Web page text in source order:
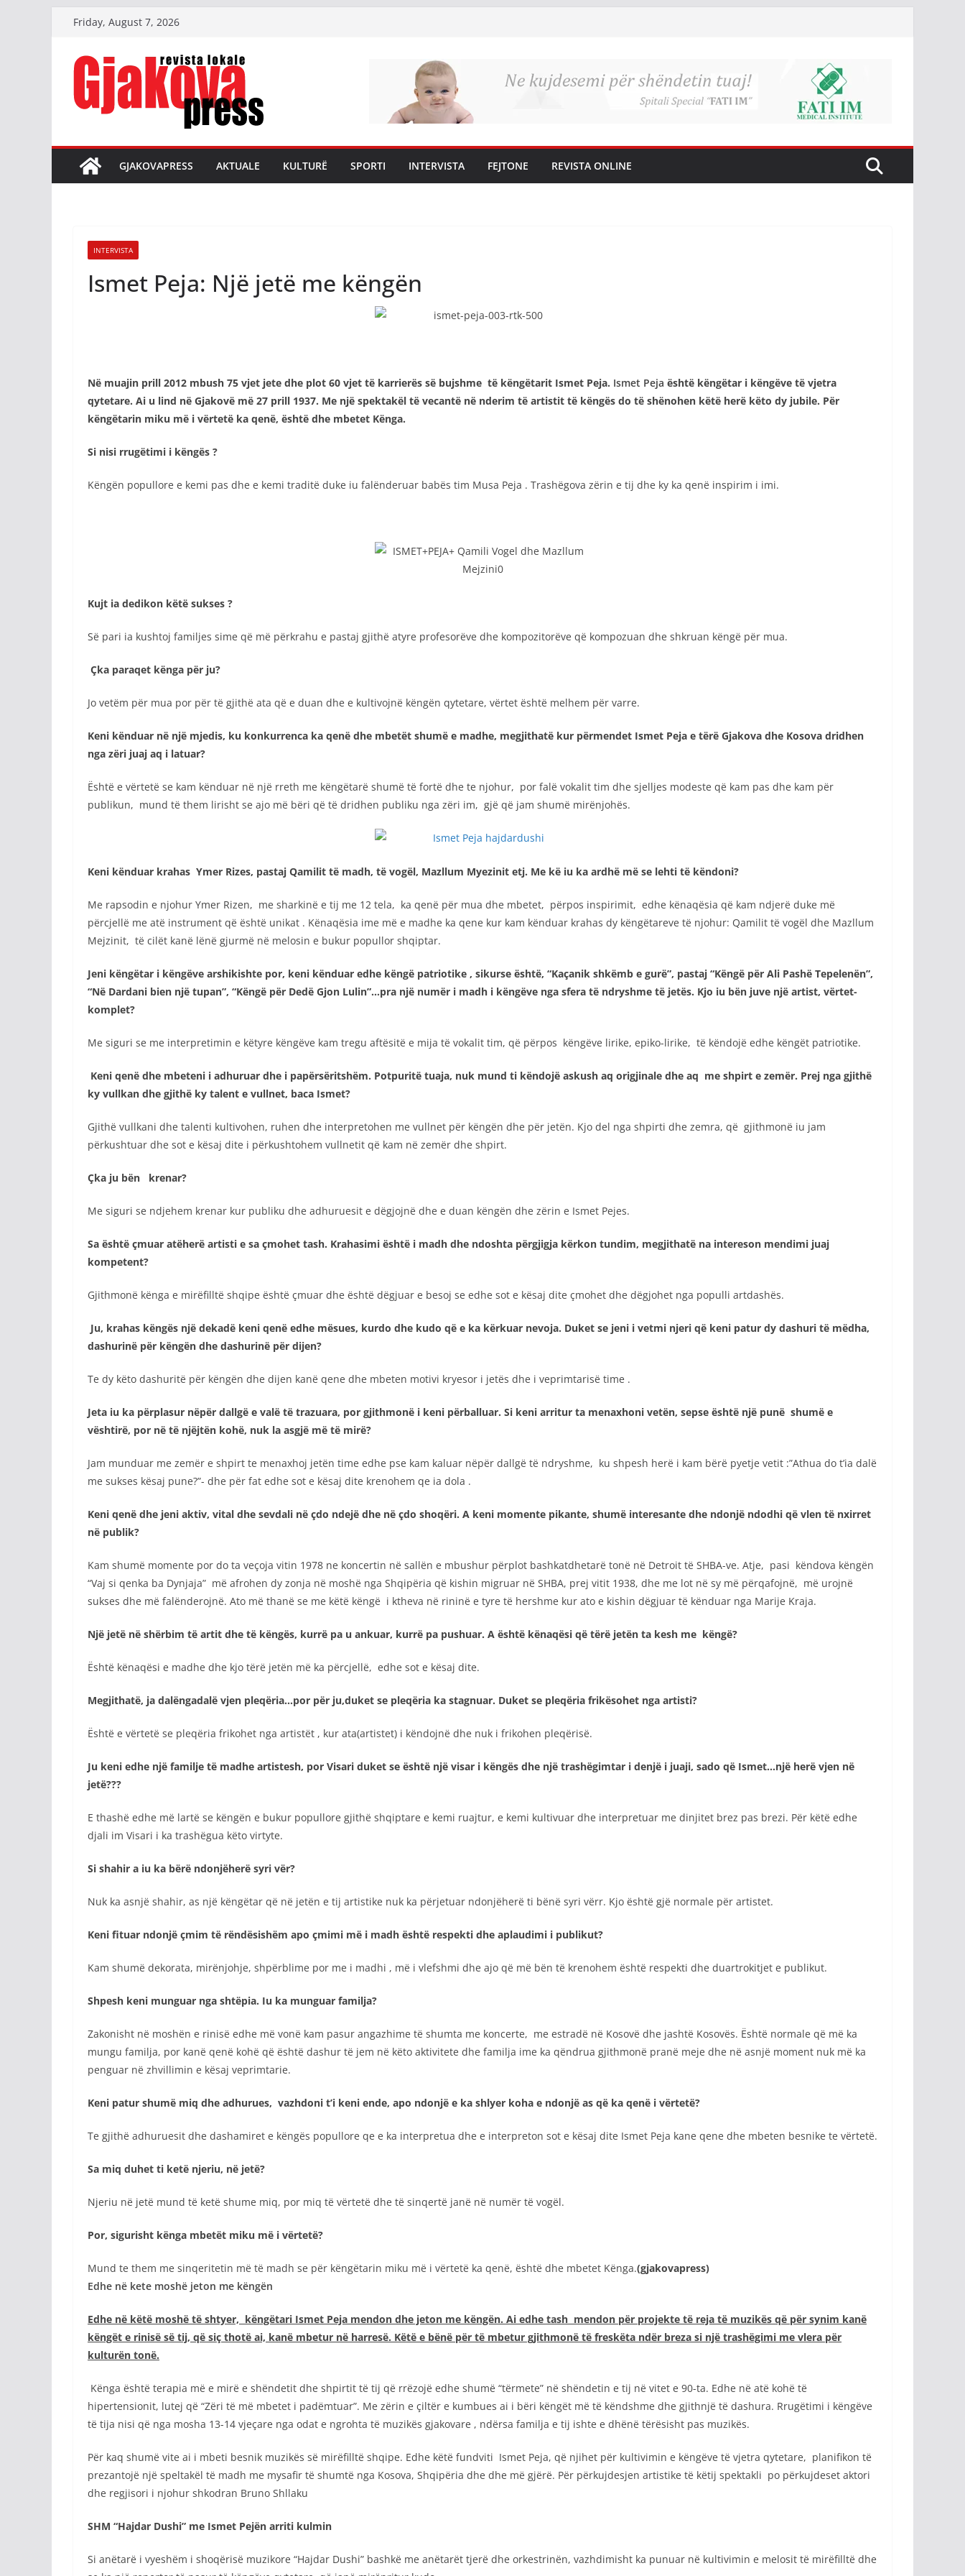
content
Friday, August 7, 2026
GJAKOVAPRESS AKTUALE KULTURË SPORTI INTERVISTA FEJTONE REVISTA ONLINE
INTERVISTA
Ismet Peja: Një jetë me këngën
Në muajin prill 2012 mbush 75 vjet jete dhe plot 60 vjet të karrierës së bujshme të këngëtarit Ismet Peja. Ismet Peja është këngëtar i këngëve të vjetra
qytetare. Ai u lind në Gjakovë më 27 prill 1937. Me një spektakël të vecantë në nderim të artistit të këngës do të shënohen këtë herë këto dy jubile. Për
këngëtarin miku më i vërtetë ka qenë, është dhe mbetet Kënga.
Si nisi rrugëtimi i këngës ?
Këngën popullore e kemi pas dhe e kemi traditë duke iu falënderuar babës tim Musa Peja . Trashëgova zërin e tij dhe ky ka qenë inspirim i imi.
Kujt ia dedikon këtë sukses ?
Së pari ia kushtoj familjes sime që më përkrahu e pastaj gjithë atyre profesorëve dhe kompozitorëve që kompozuan dhe shkruan këngë për mua.
Çka paraqet kënga për ju?
Jo vetëm për mua por për të gjithë ata që e duan dhe e kultivojnë këngën qytetare, vërtet është melhem për varre.
Keni kënduar në një mjedis, ku konkurrenca ka qenë dhe mbetët shumë e madhe, megjithatë kur përmendet Ismet Peja e tërë Gjakova dhe Kosova dridhen
nga zëri juaj aq i latuar?
Është e vërtetë se kam kënduar në një rreth me këngëtarë shumë të fortë dhe te njohur, por falë vokalit tim dhe sjelljes modeste që kam pas dhe kam për
publikun, mund të them lirisht se ajo më bëri që të dridhen publiku nga zëri im, gjë që jam shumë mirënjohës.
Keni kënduar krahas Ymer Rizes, pastaj Qamilit të madh, të vogël, Mazllum Myezinit etj. Me kë iu ka ardhë më se lehti të këndoni?
Me rapsodin e njohur Ymer Rizen, me sharkinë e tij me 12 tela, ka qenë për mua dhe mbetet, përpos inspirimit, edhe kënaqësia që kam ndjerë duke më
përcjellë me atë instrument që është unikat . Kënaqësia ime më e madhe ka qene kur kam kënduar krahas dy këngëtareve të njohur: Qamilit të vogël dhe Mazllum
Mejzinit, të cilët kanë lënë gjurmë në melosin e bukur popullor shqiptar.
Jeni këngëtar i këngëve arshikishte por, keni kënduar edhe këngë patriotike , sikurse është, “Kaçanik shkëmb e gurë”, pastaj “Këngë për Ali Pashë Tepelenën”,
“Në Dardani bien një tupan”, “Këngë për Dedë Gjon Lulin”…pra një numër i madh i këngëve nga sfera të ndryshme të jetës. Kjo iu bën juve një artist, vërtet-
komplet?
Me siguri se me interpretimin e këtyre këngëve kam tregu aftësitë e mija të vokalit tim, që përpos këngëve lirike, epiko-lirike, të këndojë edhe këngët patriotike.
Keni qenë dhe mbeteni i adhuruar dhe i papërsëritshëm. Potpuritë tuaja, nuk mund ti këndojë askush aq origjinale dhe aq me shpirt e zemër. Prej nga gjithë
ky vullkan dhe gjithë ky talent e vullnet, baca Ismet?
Gjithë vullkani dhe talenti kultivohen, ruhen dhe interpretohen me vullnet për këngën dhe për jetën. Kjo del nga shpirti dhe zemra, që gjithmonë iu jam
përkushtuar dhe sot e kësaj dite i përkushtohem vullnetit që kam në zemër dhe shpirt.
Çka ju bën krenar?
Me siguri se ndjehem krenar kur publiku dhe adhuruesit e dëgjojnë dhe e duan këngën dhe zërin e Ismet Pejes.
Sa është çmuar atëherë artisti e sa çmohet tash. Krahasimi është i madh dhe ndoshta përgjigja kërkon tundim, megjithatë na intereson mendimi juaj
kompetent?
Gjithmonë kënga e mirëfilltë shqipe është çmuar dhe është dëgjuar e besoj se edhe sot e kësaj dite çmohet dhe dëgjohet nga populli artdashës.
Ju, krahas këngës një dekadë keni qenë edhe mësues, kurdo dhe kudo që e ka kërkuar nevoja. Duket se jeni i vetmi njeri që keni patur dy dashuri të mëdha,
dashurinë për këngën dhe dashurinë për dijen?
Te dy këto dashuritë për këngën dhe dijen kanë qene dhe mbeten motivi kryesor i jetës dhe i veprimtarisë time .
Jeta iu ka përplasur nëpër dallgë e valë të trazuara, por gjithmonë i keni përballuar. Si keni arritur ta menaxhoni vetën, sepse është një punë shumë e
vështirë, por në të njëjtën kohë, nuk la asgjë më të mirë?
Jam munduar me zemër e shpirt te menaxhoj jetën time edhe pse kam kaluar nëpër dallgë të ndryshme, ku shpesh herë i kam bërë pyetje vetit :”Athua do t’ia dalë
me sukses kësaj pune?”- dhe për fat edhe sot e kësaj dite krenohem qe ia dola .
Keni qenë dhe jeni aktiv, vital dhe sevdali në çdo ndejë dhe në çdo shoqëri. A keni momente pikante, shumë interesante dhe ndonjë ndodhi që vlen të nxirret
në publik?
Kam shumë momente por do ta veçoja vitin 1978 ne koncertin në sallën e mbushur përplot bashkatdhetarë tonë në Detroit të SHBA-ve. Atje, pasi këndova këngën
“Vaj si qenka ba Dynjaja” më afrohen dy zonja në moshë nga Shqipëria që kishin migruar në SHBA, prej vitit 1938, dhe me lot në sy më përqafojnë, më urojnë
sukses dhe më falënderojnë. Ato më thanë se me këtë këngë i ktheva në rininë e tyre të hershme kur ato e kishin dëgjuar të kënduar nga Marije Kraja.
Një jetë në shërbim të artit dhe të këngës, kurrë pa u ankuar, kurrë pa pushuar. A është kënaqësi që tërë jetën ta kesh me këngë?
Është kënaqësi e madhe dhe kjo tërë jetën më ka përcjellë, edhe sot e kësaj dite.
Megjithatë, ja dalëngadalë vjen pleqëria…por për ju,duket se pleqëria ka stagnuar. Duket se pleqëria frikësohet nga artisti?
Është e vërtetë se pleqëria frikohet nga artistët , kur ata(artistet) i këndojnë dhe nuk i frikohen pleqërisë.
Ju keni edhe një familje të madhe artistesh, por Visari duket se është një visar i këngës dhe një trashëgimtar i denjë i juaji, sado që Ismet…një herë vjen në
jetë???
E thashë edhe më lartë se këngën e bukur popullore gjithë shqiptare e kemi ruajtur, e kemi kultivuar dhe interpretuar me dinjitet brez pas brezi. Për këtë edhe
djali im Visari i ka trashëgua këto virtyte.
Si shahir a iu ka bërë ndonjëherë syri vër?
Nuk ka asnjë shahir, as një këngëtar që në jetën e tij artistike nuk ka përjetuar ndonjëherë ti bënë syri vërr. Kjo është gjë normale për artistet.
Keni fituar ndonjë çmim të rëndësishëm apo çmimi më i madh është respekti dhe aplaudimi i publikut?
Kam shumë dekorata, mirënjohje, shpërblime por me i madhi , më i vlefshmi dhe ajo që më bën të krenohem është respekti dhe duartrokitjet e publikut.
Shpesh keni munguar nga shtëpia. Iu ka munguar familja?
Zakonisht në moshën e rinisë edhe më vonë kam pasur angazhime të shumta me koncerte, me estradë në Kosovë dhe jashtë Kosovës. Është normale që më ka
mungu familja, por kanë qenë kohë që është dashur të jem në këto aktivitete dhe familja ime ka qëndrua gjithmonë pranë meje dhe në asnjë moment nuk më ka
penguar në zhvillimin e kësaj veprimtarie.
Keni patur shumë miq dhe adhurues, vazhdoni t’i keni ende, apo ndonjë e ka shlyer koha e ndonjë as që ka qenë i vërtetë?
Te gjithë adhuruesit dhe dashamiret e këngës popullore qe e ka interpretua dhe e interpreton sot e kësaj dite Ismet Peja kane qene dhe mbeten besnike te vërtetë.
Sa miq duhet ti ketë njeriu, në jetë?
Njeriu në jetë mund të ketë shume miq, por miq të vërtetë dhe të sinqertë janë në numër të vogël.
Por, sigurisht kënga mbetët miku më i vërtetë?
Mund te them me sinqeritetin më të madh se për këngëtarin miku më i vërtetë ka qenë, është dhe mbetet Kënga.(gjakovapress)
Edhe në kete moshë jeton me këngën
Edhe në këtë moshë të shtyer, këngëtari Ismet Peja mendon dhe jeton me këngën. Ai edhe tash mendon për projekte të reja të muzikës që për synim kanë
këngët e rinisë së tij, që siç thotë ai, kanë mbetur në harresë. Këtë e bënë për të mbetur gjithmonë të freskëta ndër breza si një trashëgimi me vlera për
kulturën tonë.
Kënga është terapia më e mirë e shëndetit dhe shpirtit të tij që rrëzojë edhe shumë “tërmete” në shëndetin e tij në vitet e 90-ta. Edhe në atë kohë të
hipertensionit, lutej që “Zëri të më mbetet i padëmtuar”. Me zërin e çiltër e kumbues ai i bëri këngët më të këndshme dhe gjithnjë të dashura. Rrugëtimi i këngëve
të tija nisi që nga mosha 13-14 vjeçare nga odat e ngrohta të muzikës gjakovare , ndërsa familja e tij ishte e dhënë tërësisht pas muzikës.
Për kaq shumë vite ai i mbeti besnik muzikës së mirëfilltë shqipe. Edhe këtë fundviti Ismet Peja, që njihet për kultivimin e këngëve të vjetra qytetare, planifikon të
prezantojë një speltakël të madh me mysafir të shumtë nga Kosova, Shqipëria dhe dhe më gjërë. Për përkujdesjen artistike të këtij spektakli po përkujdeset aktori
dhe regjisori i njohur shkodran Bruno Shllaku
SHM “Hajdar Dushi” me Ismet Pejën arriti kulmin
Si anëtarë i vyeshëm i shoqërisë muzikore “Hajdar Dushi” bashkë me anëtarët tjerë dhe orkestrinën, vazhdimisht ka punuar në kultivimin e melosit të mirëfilltë dhe